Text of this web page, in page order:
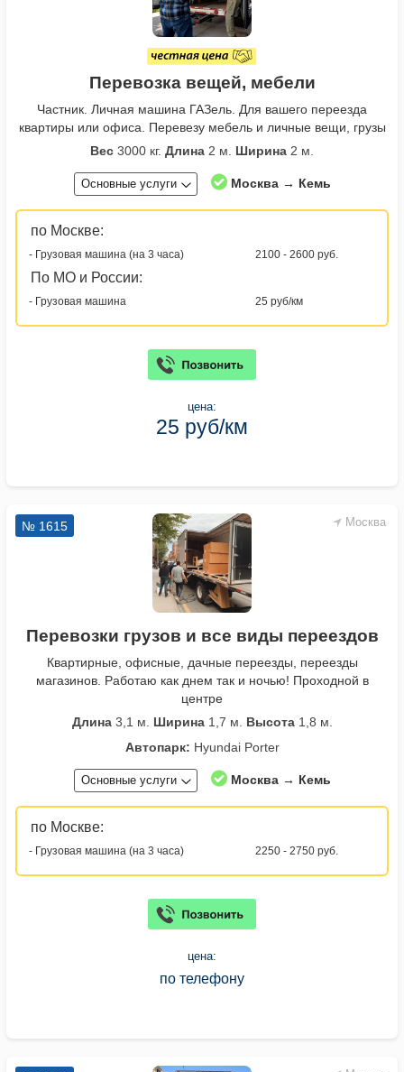
Перевозка вещей, мебели
Частник. Личная машина ГАЗель. Для вашего переезда
квартиры или офиса. Перевезу мебель и личные вещи, грузы
Вес 3000 кг. Длина 2 м. Ширина 2 м.
Основные услуги Москва → Кемь
по Москве:
- Грузовая машина (на 3 часа) 2100 - 2600 руб.
По МО и России:
- Грузовая машина 25 руб/км
цена:
25 руб/км
Москва
№ 1615
Перевозки грузов и все виды переездов
Квартирные, офисные, дачные переезды, переезды
магазинов. Работаю как днем так и ночью! Проходной в
центре
Длина3,1 м. Ширина1,7 м. Высота1,8 м.
Автопарк: Hyundai Porter
Основные услуги Москва → Кемь
по Москве:
- Грузовая машина (на 3 часа) 2250 - 2750 руб.
цена:
по телефону